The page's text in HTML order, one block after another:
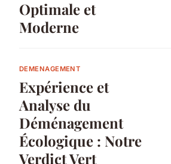
Optimale et
Moderne
DEMENAGEMENT
Expérience et
Analyse du
Déménagement
Écologique : Notre
Verdict Vert